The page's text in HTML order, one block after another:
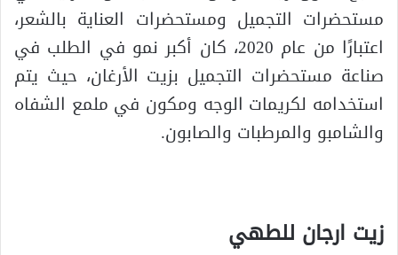
مستحضرات التجميل ومستحضرات العناية بالشعر،
اعتبارًا من عام 2020، كان أكبر نمو في الطلب في
صناعة مستحضرات التجميل بزيت الأرغان، حيث يتم
استخدامه لكريمات الوجه ومكون في ملمع الشفاه
والشامبو والمرطبات والصابون.
زيت ارجان للطهي